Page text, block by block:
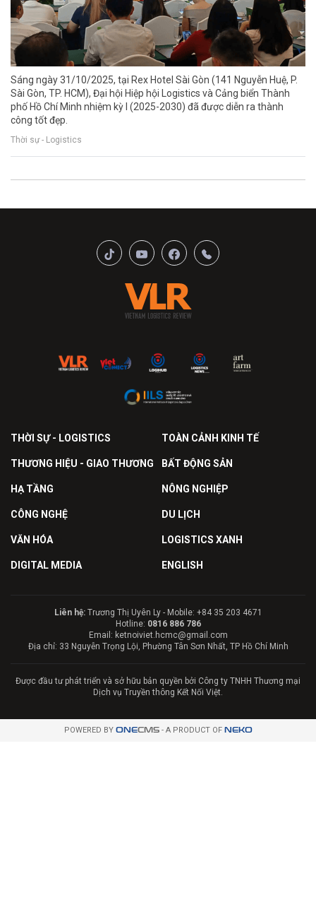
Sáng ngày 31/10/2025, tại Rex Hotel Sài Gòn (141 Nguyễn Huệ, P.
Sài Gòn, TP. HCM), Đại hội Hiệp hội Logistics và Cảng biển Thành
phố Hồ Chí Minh nhiệm kỳ I (2025-2030) đã được diễn ra thành
công tốt đẹp.
Thời sự - Logistics
THỜI SỰ - LOGISTICS TOÀN CẢNH KINH TẾ
THƯƠNG HIỆU - GIAO THƯƠNG BẤT ĐỘNG SẢN
HẠ TẦNG NÔNG NGHIỆP
CÔNG NGHỆ DU LỊCH
VĂN HÓA LOGISTICS XANH
DIGITAL MEDIA ENGLISH
Liên hệ:Trương Thị Uyên Ly - Mobile: +84 35 203 4671
Hotline: 0816 886 786
Email: ketnoiviet.hcmc@gmail.com
Địa chỉ: 33 Nguyễn Trọng Lội, Phường Tân Sơn Nhất, TP Hồ Chí Minh
Được đầu tư phát triển và sở hữu bản quyền bởi Công ty TNHH Thương mại
Dịch vụ Truyền thông Kết Nối Việt.
POWERED BY ONECMS- A PRODUCT OF NEKO